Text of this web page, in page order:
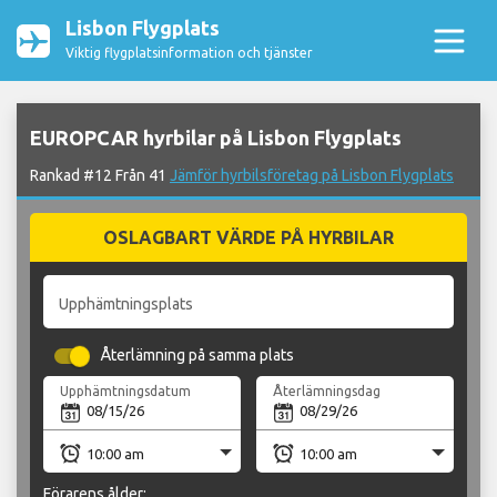
Lisbon Flygplats
Viktig flygplatsinformation och tjänster
EUROPCAR hyrbilar på Lisbon Flygplats
Rankad #12 Från 41 Jämför hyrbilsföretag på Lisbon Flygplats
OSLAGBART VÄRDE PÅ HYRBILAR
Upphämtningsplats
Återlämning på samma plats
Upphämtningsdatum Återlämningsdag